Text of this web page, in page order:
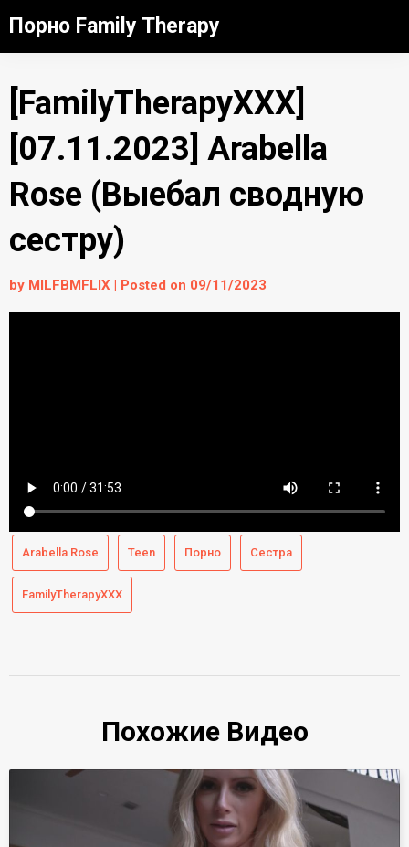
toПорно Family Therapy
[FamilyTherapyXXX]
[07.11.2023] Arabella
Rose (Выебал сводную
сестру)
by MILFBMFLIX | Posted on 09/11/2023
Arabella Rose Teen Порно Сестра
FamilyTherapyXXX
Похожие Видео